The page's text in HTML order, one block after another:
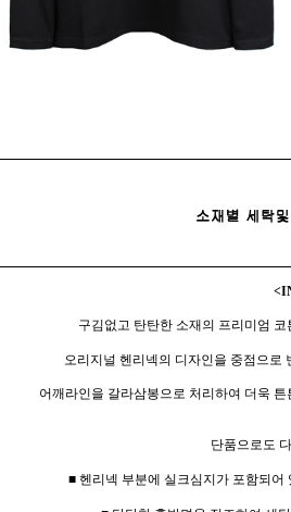
구김없고 탄탄한 소재의 프리미엄
오리지널 헨리넥의 디자인을 중점으로
어깨라인을 갈라삼봉으로 처리하여 더욱
단품으로도
■ 헨리넥 부분에 실크심지가 포함되